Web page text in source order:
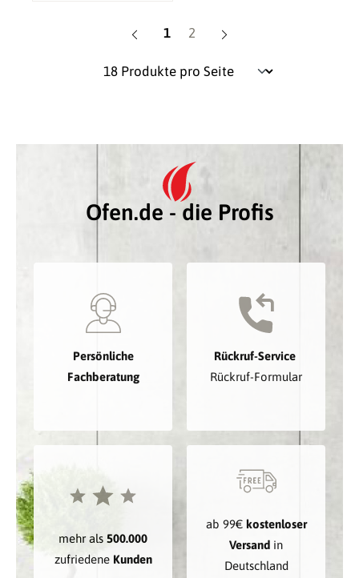
Seite
1 Seite
2
Ofen.de - die Profis
Persönliche
Fachberatung
Rückruf-Service
Rückruf-Formular
mehr als 500.000
zufriedene Kunden
ab 99€ kostenloser
Versand in
Deutschland